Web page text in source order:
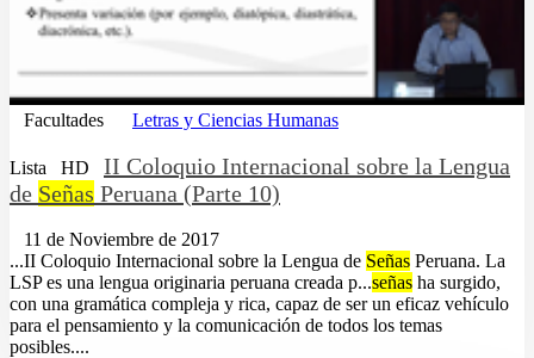
Facultades Letras y Ciencias Humanas
Lista HD
II Coloquio Internacional sobre la Lengua
de Señas Peruana (Parte 10)
11 de Noviembre de 2017
...II Coloquio Internacional sobre la Lengua de Señas Peruana. La
LSP es una lengua originaria peruana creada p...señas ha surgido,
con una gramática compleja y rica, capaz de ser un eficaz vehículo
para el pensamiento y la comunicación de todos los temas
posibles....